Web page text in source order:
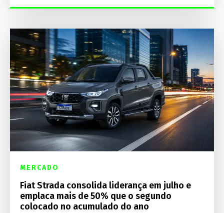
MERCADO
Fiat Strada consolida liderança em julho e
emplaca mais de 50% que o segundo
colocado no acumulado do ano